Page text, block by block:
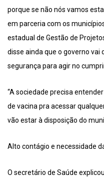
porque se não nós vamos
em parceria com os
estadual de Gestão de
disse ainda que o governo vai
segurança para agir no
“A sociedade precisa
de vacina pra acessar
vão estar à disposição do
Alto contágio e necessidade
O secretário de Saúde